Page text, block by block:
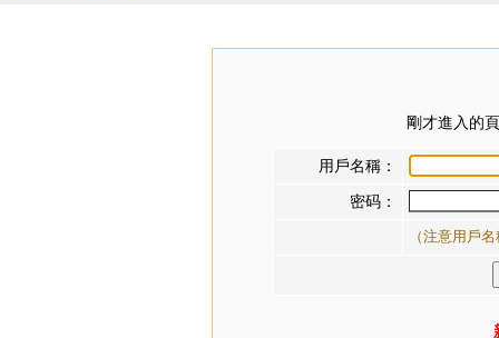
剛才進入的
用戶名稱：
密码：
（注意用戶